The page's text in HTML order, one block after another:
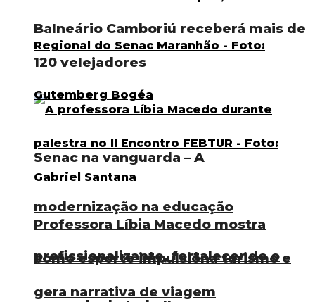
Balneário Camboriú receberá mais de
120 velejadores
Professora Líbia Macedo mostra
como esporte impulsiona turismo e
gera narrativa de viagem
Senac na vanguarda – A
modernização na educação
profissionalizante, fortalecendo o